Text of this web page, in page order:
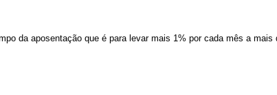
da aposentação que é para levar mais 1% por cada mês a